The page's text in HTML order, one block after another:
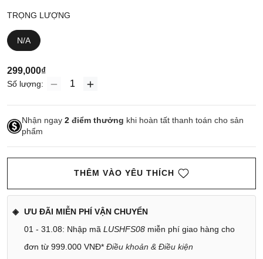
TRỌNG LƯỢNG
N/A
299,000₫
Số lượng:
Nhận ngay 2 điểm thưởng khi hoàn tất thanh toán cho sản
phẩm
THÊM VÀO YÊU THÍCH
ƯU ĐÃI MIỄN PHÍ VẬN CHUYỂN
01 - 31.08: Nhập mã LUSHFS08 miễn phí giao hàng cho
đơn từ 999.000 VNĐ* Điều khoản & Điều kiện